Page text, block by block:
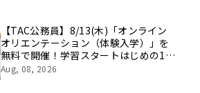
【TAC公務員】8/13(木)「オンライン
オリエンテーション（体験入学）」を
無料で開催！学習スタートはじめの1
歩！
Aug, 08, 2026